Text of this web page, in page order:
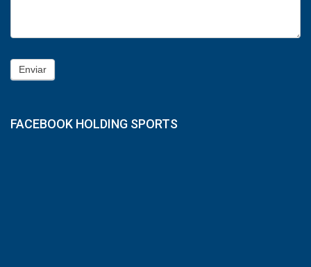
Enviar
FACEBOOK HOLDING SPORTS